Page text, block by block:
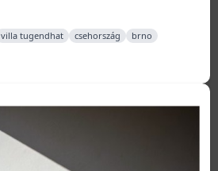
villa tugendhat csehország brno